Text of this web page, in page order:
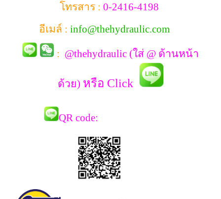
โทรสาร : 0-2416-4198
อีเมล์ : info@thehydraulic.com
: @thehydraulic (ใส่ @ ด้านหน้า
ด้วย) หรือ Click
QR code: